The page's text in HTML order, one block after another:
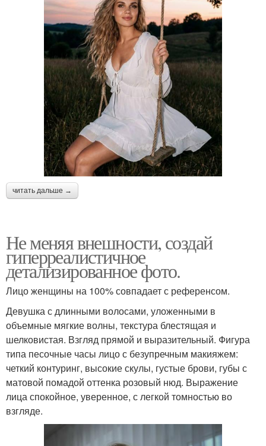
читать дальше →
Не меняя внешности, создай
гиперреалистичное
детализированное фото.
Лицо женщины на 100% совпадает с референсом.
Девушка с длинными волосами, уложенными в
объемные мягкие волны, текстура блестящая и
шелковистая. Взгляд прямой и выразительный. Фигура
типа песочные часы лицо с безупречным макияжем:
четкий контуринг, высокие скулы, густые брови, губы с
матовой помадой оттенка розовый нюд. Выражение
лица спокойное, уверенное, с легкой томностью во
взгляде.